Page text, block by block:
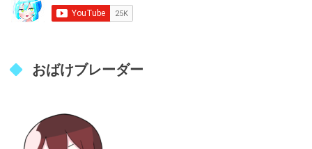
おばけブレーダー